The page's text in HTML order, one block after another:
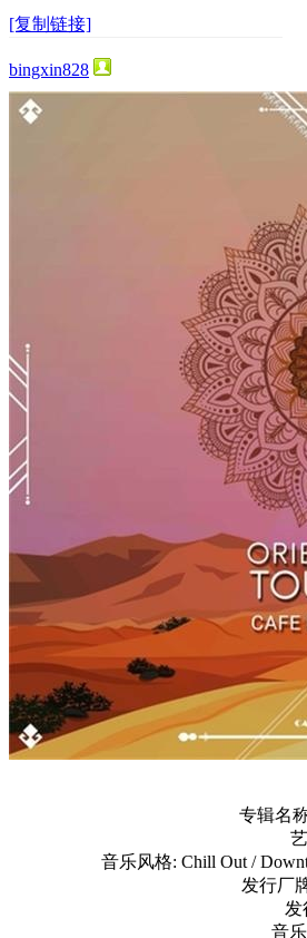
[复制链接]
bingxin828
42
显示全部楼层 /阅
专辑名
音乐风格: Chill Out /
发行厂
发
音